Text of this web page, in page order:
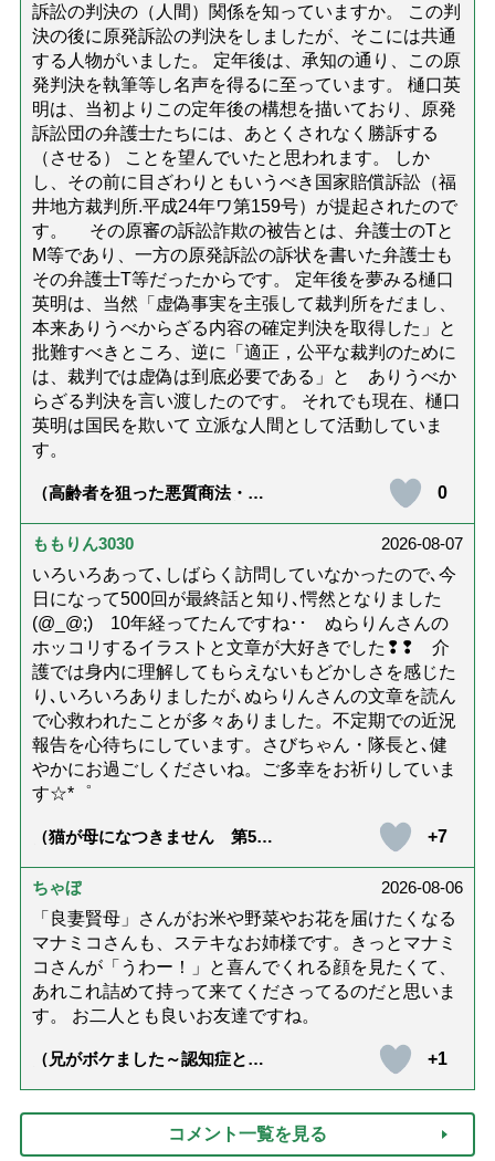
訴訟の判決の（人間）関係を知っていますか。 この判
決の後に原発訴訟の判決をしましたが、そこには共通
する人物がいました。 定年後は、承知の通り、この原
発判決を執筆等し名声を得るに至っています。 樋口英
明は、当初よりこの定年後の構想を描いており、原発
訴訟団の弁護士たちには、あとくされなく勝訴する
（させる） ことを望んでいたと思われます。 しか
し、その前に目ざわりともいうべき国家賠償訴訟（福
井地方裁判所.平成24年ワ第159号）が提起されたので
す。 その原審の訴訟詐欺の被告とは、弁護士のTと
M等であり、一方の原発訴訟の訴状を書いた弁護士も
その弁護士T等だったからです。 定年後を夢みる樋口
英明は、当然「虚偽事実を主張して裁判所をだまし、
本来ありうべからざる内容の確定判決を取得した」と
批難すべきところ、逆に「適正，公平な裁判のために
は、裁判では虚偽は到底必要である」と ありうべか
らざる判決を言い渡したのです。 それでも現在、樋口
英明は国民を欺いて 立派な人間として活動していま
す。
（高齢者を狙った悪質商法・訪
ないための4つの対策「騙されや
すい人の特徴は？」【社会福祉
0
ももりん3030
2026-08-07
いろいろあって､しばらく訪問していなかったので､今
日になって500回が最終話と知り､愕然となりました
(@_@;) 10年経ってたんですね･･ ぬらりんさんの
ホッコリするイラストと文章が大好きでした❢❢ 介
護では身内に理解してもらえないもどかしさを感じた
り､いろいろありましたが､ぬらりんさんの文章を読ん
で心救われたことが多々ありました。不定期での近況
報告を心待ちにしています。さびちゃん・隊長と､健
やかにお過ごしくださいね。ご多幸をお祈りしていま
す☆*゜
（猫が母になつきません 第500
+7
ちゃぼ
2026-08-06
「良妻賢母」さんがお米や野菜やお花を届けたくなる
マナミコさんも、ステキなお姉様です。きっとマナミ
コさんが「うわー！」と喜んでくれる顔を見たくて、
あれこれ詰めて持って来てくださってるのだと思いま
す。 お二人とも良いお友達ですね。
（兄がボケました～認知症と介
達』が届きました」）
+1
コメント一覧を見る